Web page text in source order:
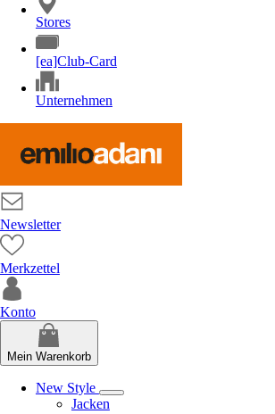
Stores
[ea]Club-Card
Unternehmen
Newsletter
Merkzettel
Konto
Mein Warenkorb
New Style
Jacken